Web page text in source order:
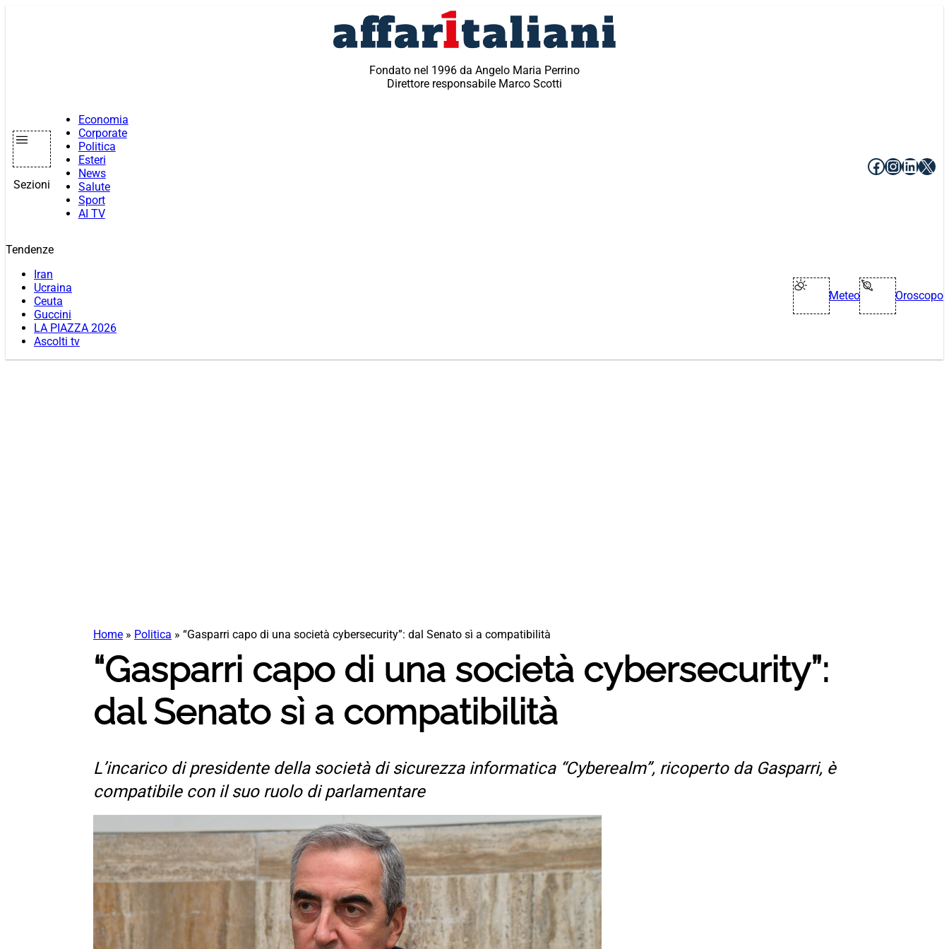
Fondato nel 1996 da Angelo Maria Perrino
Direttore responsabile Marco Scotti
Sezioni
Economia
Corporate
Politica
Esteri
News
Salute
Sport
AI TV
Facebook
X
Tendenze
Iran
Ucraina
Ceuta
Guccini
LA PIAZZA 2026
Ascolti tv
Meteo Oroscopo
Home » Politica » “Gasparri capo di una società cybersecurity”: dal Senato sì a compatibilità
“Gasparri capo di una società cybersecurity”:
dal Senato sì a compatibilità
L’incarico di presidente della società di sicurezza informatica “Cyberealm”, ricoperto da Gasparri, è
compatibile con il suo ruolo di parlamentare